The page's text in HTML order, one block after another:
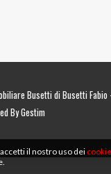
Busetti di Busetti Fabio
By Gestim
il nostro uso dei cookie